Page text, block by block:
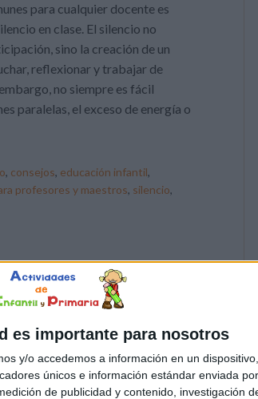
es importante para nosotros
y/o accedemos a información en un
únicos e información estándar enviada
de publicidad y contenido, investigación
para cualquier docente es
en clase. El silencio no
sino la creación de un
reflexionar y trabajar de
no siempre es fácil
paralelas, el exceso de energía o
, consejos, educación infantil,
profesores y maestros, silencio,